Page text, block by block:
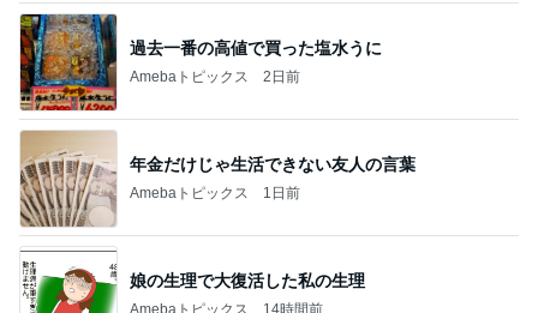
過去一番の高値で買った塩水うに
Amebaトピックス 2日前
年金だけじゃ生活できない友人の言葉
Amebaトピックス 1日前
娘の生理で大復活した私の生理
Amebaトピックス 14時間前